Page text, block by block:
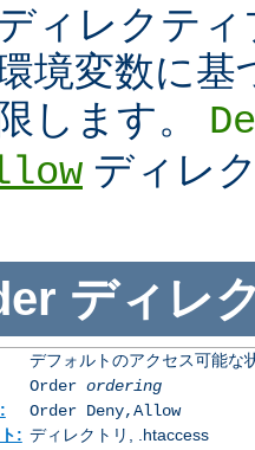
ィレクテ
境変数に
します。
ディレ
ディレ
デフォルトのアクセス可能な
Order ordering
Order Deny,Allow
: ディレクトリ, .htaccess